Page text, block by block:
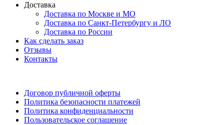
Доставка
Доставка по Москве и МО
Доставка по Санкт-Петербургу и ЛО
Доставка по России
Как сделать заказ
Отзывы
Контакты
Договор публичной оферты
Политика безопасности платежей
Политика конфиденциальности
Пользовательское соглашение